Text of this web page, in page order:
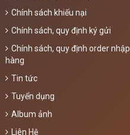
Chính sách khiếu nại
Chính sách, quy định ký gửi
Chính sách, quy định order nhập
hàng
Tin tức
Tuyển dụng
Album ảnh
Liên Hệ